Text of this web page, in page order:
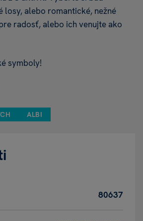
losy, alebo romantické, nežné
radosť, alebo ich venujte ako
symboly!
ALBI
80637